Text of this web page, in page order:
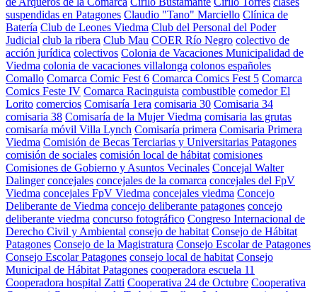
suspendidas en Patagones Claudio "Tano" Marciello Clínica de
Batería Club de Leones Viedma Club del Personal del Poder
Judicial club la ribera Club Mau COER Río Negro colectivo de
acción jurídica colectivos Colonia de Vacaciones Municipalidad de
Viedma colonia de vacaciones villalonga colonos españoles
Comallo Comarca Comic Fest 6 Comarca Comics Fest 5 Comarca
Comics Feste IV Comarca Racinguista combustible comedor El
Lorito comercios Comisaría 1era comisaria 30 Comisaria 34
comisaria 38 Comisaría de la Mujer Viedma comisaria las grutas
comisaría móvil Villa Lynch Comisaría primera Comisaria Primera
Viedma Comisión de Becas Terciarias y Universitarias Patagones
comisión de sociales comisión local de hábitat comisiones
Comisiones de Gobierno y Asuntos Vecinales Concejal Walter
Dalinger concejales concejales de la comarca concejales del FpV
Viedma concejales FpV Viedma concejales viedma Concejo
Deliberante de Viedma concejo deliberante patagones concejo
deliberante viedma concurso fotográfico Congreso Internacional de
Derecho Civil y Ambiental consejo de habitat Consejo de Hábitat
Patagones Consejo de la Magistratura Consejo Escolar de Patagones
Consejo Escolar Patagones consejo local de habitat Consejo
Municipal de Hábitat Patagones cooperadora escuela 11
Cooperadora hospital Zatti Cooperativa 24 de Octubre Cooperativa